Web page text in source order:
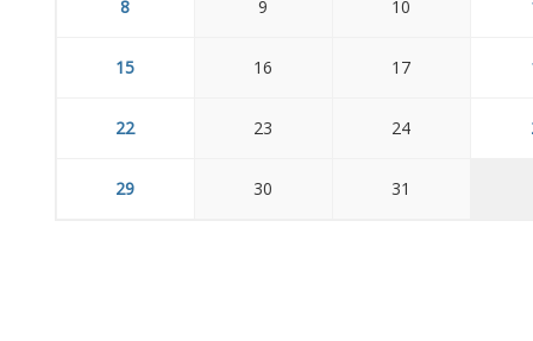
8 9 10
15 16 17
22 23 24
29 30 31